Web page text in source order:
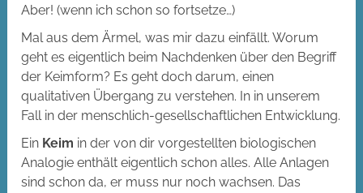
Aber! (wenn ich schon so fortsetze…)
Mal aus dem Ärmel, was mir dazu einfällt. Worum
geht es eigentlich beim Nachdenken über den Begriff
der Keimform? Es geht doch darum, einen
qualitativen Übergang zu verstehen. In in unserem
Fall in der menschlich-gesellschaftlichen Entwicklung.
Ein Keim in der von dir vorgestellten biologischen
Analogie enthält eigentlich schon alles. Alle Anlagen
sind schon da, er muss nur noch wachsen. Das